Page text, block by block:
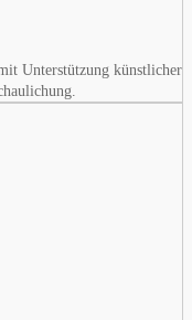
Unterstützung künstlicher